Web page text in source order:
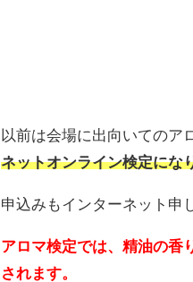
以前は会場に出向いてのア
ネットオンライン検定にな
申込みもインターネット申
アロマ検定では、精油の香
されます。